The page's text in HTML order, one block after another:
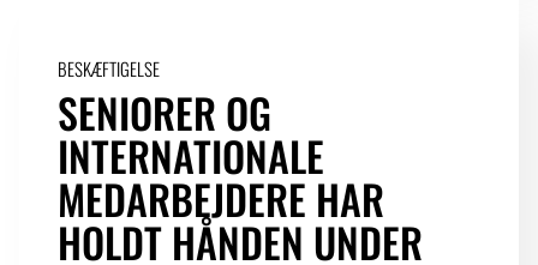
BESKÆFTIGELSE
SENIORER OG
INTERNATIONALE
MEDARBEJDERE HAR
HOLDT HÅNDEN UNDER